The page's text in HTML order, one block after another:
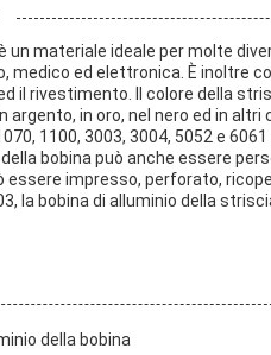
un materiale ideale per molte
medico ed elettronica. È inoltre
il rivestimento. Il colore della
argento, in oro, nel nero ed in
1100, 3003, 3004, 5052 e
bobina può anche essere
essere impresso, perforato,
la bobina di alluminio della
della bobina